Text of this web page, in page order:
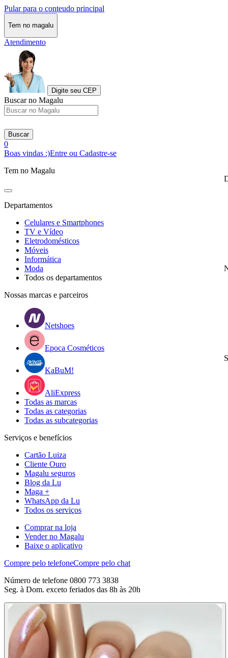
Pular para o conteudo principal
Tem no magalu
Atendimento
Digite seu CEP
Buscar no Magalu
Buscar
0
Boas vindas :)Entre ou Cadastre-se
Tem no Magalu
Departamentos
Celulares e Smartphones
TV e Vídeo
Eletrodomésticos
Móveis
Informática
Moda
Todos os departamentos
Nossas marcas e parceiros
Netshoes
Epoca Cosméticos
KaBuM!
AliExpress
Todas as marcas
Todas as categorias
Todas as subcategorias
Serviços e benefícios
Cartão Luiza
Cliente Ouro
Magalu seguros
Blog da Lu
Maga +
WhatsApp da Lu
Todos os serviços
Comprar na loja
Vender no Magalu
Baixe o aplicativo
Compre pelo telefoneCompre pelo chat
Número de telefone 0800 773 3838
Seg. à Dom. exceto feriados das 8h às 20h